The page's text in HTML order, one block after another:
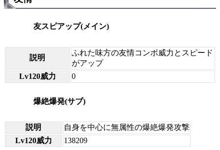
友スピアップ(メイン)
説明
ふれた味方の友情コンボ威力とスピード
がアップ
Lv120威力
0
爆絶爆発(サブ)
説明
自身を中心に無属性の爆絶爆発攻撃
Lv120威力
138209